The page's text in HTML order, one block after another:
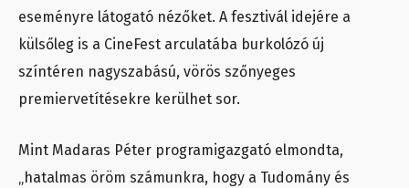
eseményre látogató nézőket. A fesztivál idejére a
külsőleg is a CineFest arculatába burkolózó új
színtéren nagyszabású, vörös szőnyeges
premiervetítésekre kerülhet sor.
Mint Madaras Péter programigazgató elmondta,
„hatalmas öröm számunkra, hogy a Tudomány és